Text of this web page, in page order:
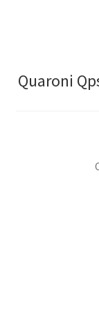
Quaroni